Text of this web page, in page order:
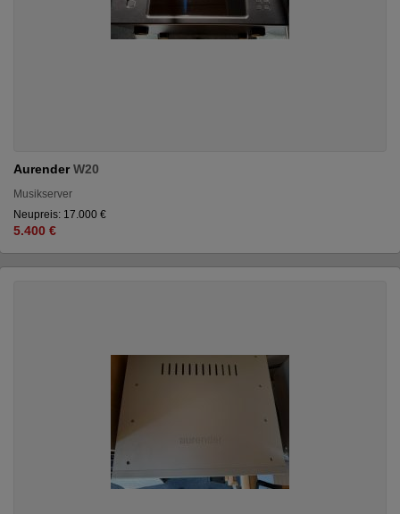
AurenderW20
Musikserver
Neupreis: 17.000 €
5.400 €